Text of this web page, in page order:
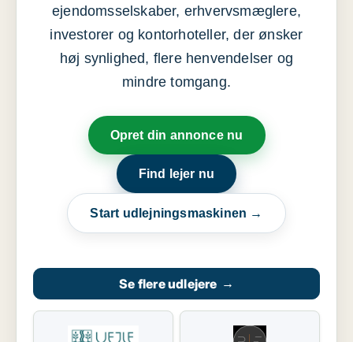
ejendomsselskaber, erhvervsmæglere,
investorer og kontorhoteller, der ønsker
høj synlighed, flere henvendelser og
mindre tomgang.
Opret din annonce nu
Find lejer nu
Start udlejningsmaskinen →
Se flere udlejere →